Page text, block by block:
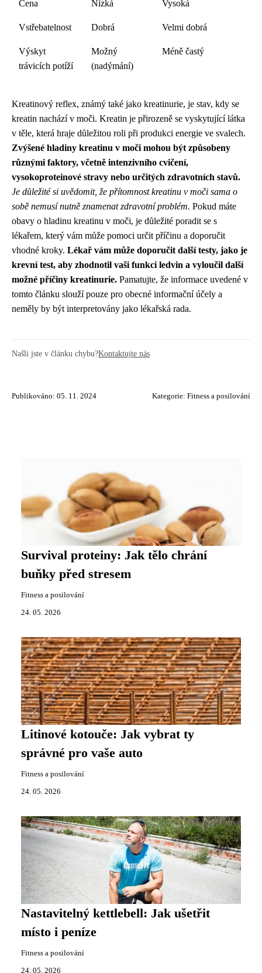
Cena Nízká Vysoká
Vstřebatelnost Dobrá Velmi dobrá
Výskyt
trávicích potíží
Možný
(nadýmání)
Méně častý
Kreatinový reflex, známý také jako kreatinurie, je stav, kdy se
kreatin nachází v moči. Kreatin je přirozeně se vyskytující látka
v těle, která hraje důležitou roli při produkci energie ve svalech.
Zvýšené hladiny kreatinu v moči mohou být způsobeny
různými faktory, včetně intenzivního cvičení,
vysokoproteinové stravy nebo určitých zdravotních stavů.
Je důležité si uvědomit, že přítomnost kreatinu v moči sama o
sobě nemusí nutně znamenat zdravotní problém. Pokud máte
obavy o hladinu kreatinu v moči, je důležité poradit se s
lékařem, který vám může pomoci určit příčinu a doporučit
vhodné kroky. Lékař vám může doporučit další testy, jako je
krevní test, aby zhodnotil vaši funkci ledvin a vyloučil další
možné příčiny kreatinurie. Pamatujte, že informace uvedené v
tomto článku slouží pouze pro obecné informační účely a
neměly by být interpretovány jako lékařská rada.
Našli jste v článku chybu?Kontaktujte nás
Publikováno: 05. 11. 2024 Kategorie: Fitness a posilování
Survival proteiny: Jak tělo chrání
buňky před stresem
Fitness a posilování
24. 05. 2026
Litinové kotouče: Jak vybrat ty
správné pro vaše auto
Fitness a posilování
24. 05. 2026
Nastavitelný kettlebell: Jak ušetřit
místo i peníze
Fitness a posilování
24. 05. 2026